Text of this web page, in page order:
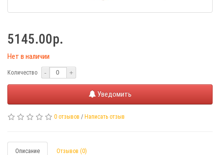
5145.00р.
Нет в наличии
Количество - +
Уведомить
0 отзывов / Написать отзыв
Описание Отзывов (0)